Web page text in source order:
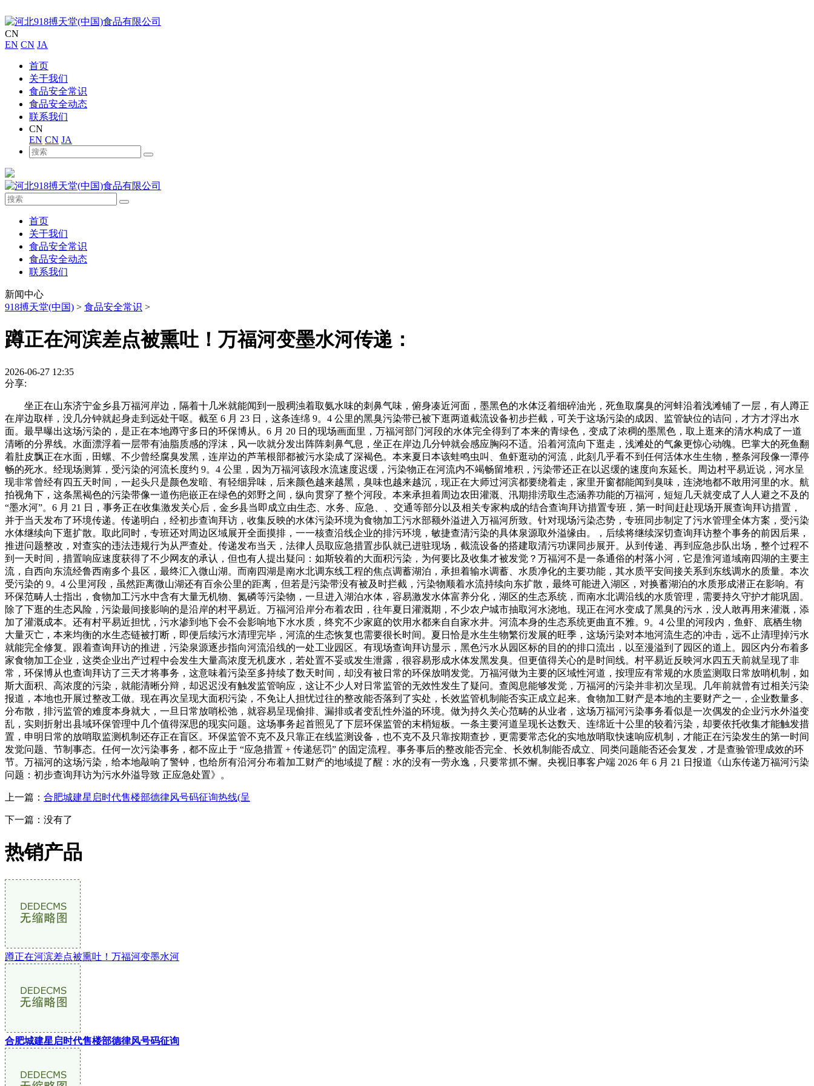
CN
EN CN JA
首页
关于我们
食品安全常识
食品安全动态
联系我们
CN
EN CN JA
首页
关于我们
食品安全常识
食品安全动态
联系我们
新闻中心
918搏天堂(中国) > 食品安全常识 >
蹲正在河滨差点被熏吐！万福河变墨水河传递：
2026-06-27 12:35
分享:
坐正在山东济宁金乡县万福河岸边，隔着十几米就能闻到一股稠浊着取氨水味的刺鼻气味，俯身凑近河面，墨黑色的水体泛着细碎油光，死鱼取腐臭的河蚌沿着浅滩铺了一层，有人蹲正
在岸边取样，没几分钟就起身走到远处干呕。截至 6 月 23 日，这条连绵 9。4 公里的黑臭污染带已被下逛两道截流设备初步拦截，可关于这场污染的成因、监管缺位的诘问，才方才浮出水
面。最早曝出这场污染的，是正在本地蹲守多日的环保博从。6 月 20 日的现场画面里，万福河部门河段的水体完全得到了本来的青绿色，变成了浓稠的墨黑色，取上逛来的清水构成了一道
清晰的分界线。水面漂浮着一层带有油脂质感的浮沫，风一吹就分发出阵阵刺鼻气息，坐正在岸边几分钟就会感应胸闷不适。沿着河流向下逛走，浅滩处的气象更惊心动魄。巴掌大的死鱼翻
着肚皮飘正在水面，田螺、不少曾经腐臭发黑，连岸边的芦苇根部都被污水染成了深褐色。本来夏日本该蛙鸣虫叫、鱼虾逛动的河流，此刻几乎看不到任何活体水生生物，整条河段像一潭停
畅的死水。经现场测算，受污染的河流长度约 9。4 公里，因为万福河该段水流速度迟缓，污染物正在河流内不竭畅留堆积，污染带还正在以迟缓的速度向东延长。周边村平易近说，河水呈
现非常曾经有四五天时间，一起头只是颜色发暗、有轻细异味，后来颜色越来越黑，臭味也越来越沉，现正在大师过河滨都要绕着走，家里开窗都能闻到臭味，连浇地都不敢用河里的水。航
拍视角下，这条黑褐色的污染带像一道伤疤嵌正在绿色的郊野之间，纵向贯穿了整个河段。本来承担着周边农田灌溉、汛期排涝取生态涵养功能的万福河，短短几天就变成了人人避之不及的
“墨水河”。6 月 21 日，事务正在收集激发关心后，金乡县当即成立由生态、水务、应急、、交通等部分以及相关专家构成的结合查询拜访措置专班，第一时间赶赴现场开展查询拜访措置，
并于当天发布了环境传递。传递明白，经初步查询拜访，收集反映的水体污染环境为食物加工污水部额外溢进入万福河所致。针对现场污染态势，专班同步制定了污水管理全体方案，受污染
水体继续向下逛扩散。取此同时，专班还对周边区域展开全面摸排，一一核查沿线企业的排污环境，敏捷查清污染的具体泉源取外溢缘由。，后续将继续深切查询拜访整个事务的前因后果，
推进问题整改，对查实的违法违规行为从严查处。传递发布当天，法律人员取应急措置步队就已进驻现场，截流设备的搭建取清污功课同步展开。从到传递、再到应急步队出场，整个过程不
到一天时间，措置响应速度获得了不少网友的承认，但也有人提出疑问：如斯较着的大面积污染，为何要比及收集才被发觉？万福河不是一条通俗的村落小河，它是淮河道域南四湖的主要主
流，自西向东流经鲁西南多个县区，最终汇入微山湖。而南四湖是南水北调东线工程的焦点调蓄湖泊，承担着输水调蓄、水质净化的主要功能，其水质平安间接关系到东线调水的质量。本次
受污染的 9。4 公里河段，虽然距离微山湖还有百余公里的距离，但若是污染带没有被及时拦截，污染物顺着水流持续向东扩散，最终可能进入湖区，对换蓄湖泊的水质形成潜正在影响。有
环保范畴人士指出，食物加工污水中含有大量无机物、氮磷等污染物，一旦进入湖泊水体，容易激发水体富养分化，湖区的生态系统，而南水北调沿线的水质管理，需要持久守护才能巩固。
除了下逛的生态风险，污染最间接影响的是沿岸的村平易近。万福河沿岸分布着农田，往年夏日灌溉期，不少农户城市抽取河水浇地。现正在河水变成了黑臭的污水，没人敢再用来灌溉，添
加了灌溉成本。还有村平易近担忧，污水渗到地下会不会影响地下水水质，终究不少家庭的饮用水都来自自家水井。河流本身的生态系统更曲直不雅。9。4 公里的河段内，鱼虾、底栖生物
大量灭亡，本来均衡的水生态链被打断，即便后续污水清理完毕，河流的生态恢复也需要很长时间。夏日恰是水生生物繁衍发展的旺季，这场污染对本地河流生态的冲击，远不止清理掉污水
就能完全修复。跟着查询拜访的推进，污染泉源逐步指向河流沿线的一处工业园区。有现场查询拜访显示，黑色污水从园区标的目的的排口流出，以至漫溢到了园区的道上。园区内分布着多
家食物加工企业，这类企业出产过程中会发生大量高浓度无机废水，若处置不妥或发生泄露，很容易形成水体发黑发臭。但更值得关心的是时间线。村平易近反映河水四五天前就呈现了非
常，环保博从也查询拜访了三天才将事务，这意味着污染至多持续了数天时间，却没有被日常的环保放哨发觉。万福河做为主要的区域性河道，按理应有常规的水质监测取日常放哨机制，如
斯大面积、高浓度的污染，就能清晰分辩，却迟迟没有触发监管响应，这让不少人对日常监管的无效性发生了疑问。查阅息能够发觉，万福河的污染并非初次呈现。几年前就曾有过相关污染
报道，本地也开展过整改工做。现在再次呈现大面积污染，不免让人担忧过往的整改能否落到了实处，长效监管机制能否实正成立起来。食物加工财产是本地的主要财产之一，企业数量多、
分布散，排污监管的难度本身就大，一旦日常放哨松弛，就容易呈现偷排、漏排或者变乱性外溢的环境。做为持久关心范畴的从业者，这场万福河污染事务看似是一次偶发的企业污水外溢变
乱，实则折射出县域环保管理中几个值得深思的现实问题。这场事务起首照见了下层环保监管的末梢短板。一条主要河道呈现长达数天、连绵近十公里的较着污染，却要依托收集才能触发措
置，申明日常的放哨取监测机制还存正在盲区。环保监管不克不及只靠正在线监测设备，也不克不及只靠按期查抄，更需要常态化的实地放哨取快速响应机制，才能正在污染发生的第一时间
发觉问题、节制事态。任何一次污染事务，都不应止于 “应急措置 + 传递惩罚” 的固定流程。事务事后的整改能否完全、长效机制能否成立、同类问题能否还会复发，才是查验管理成效的环
节。万福河的这场污染，给本地敲响了警钟，也给所有沿河分布着加工财产的地域提了醒：水的没有一劳永逸，只要常抓不懈。央视旧事客户端 2026 年 6 月 21 日报道《山东传递万福河污染
问题：初步查询拜访为污水外溢导致 正应急处置》。
上一篇： 合肥城建星启时代售楼部德律风号码征询热线(呈
下一篇：没有了
热销产品
蹲正在河滨差点被熏吐！万福河变墨水河
合肥城建星启时代售楼部德律风号码征询